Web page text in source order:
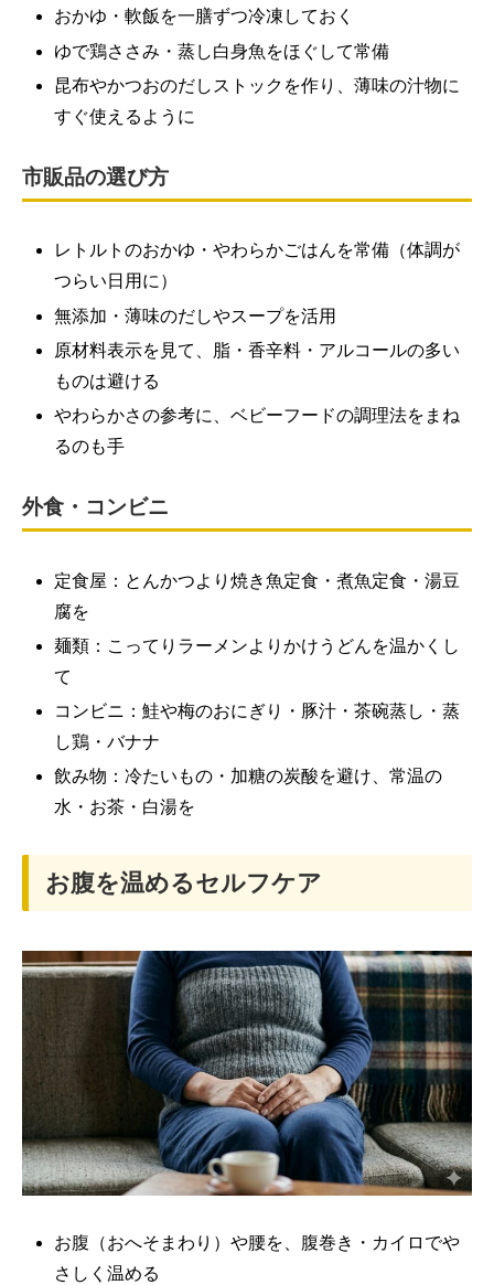
おかゆ・軟飯を一膳ずつ冷凍しておく
ゆで鶏ささみ・蒸し白身魚をほぐして常備
昆布やかつおのだしストックを作り、薄味の汁物に
すぐ使えるように
市販品の選び方
レトルトのおかゆ・やわらかごはんを常備（体調が
つらい日用に）
無添加・薄味のだしやスープを活用
原材料表示を見て、脂・香辛料・アルコールの多い
ものは避ける
やわらかさの参考に、ベビーフードの調理法をまね
るのも手
外食・コンビニ
定食屋：とんかつより焼き魚定食・煮魚定食・湯豆
腐を
麺類：こってりラーメンよりかけうどんを温かくし
て
コンビニ：鮭や梅のおにぎり・豚汁・茶碗蒸し・蒸
し鶏・バナナ
飲み物：冷たいもの・加糖の炭酸を避け、常温の
水・お茶・白湯を
お腹を温めるセルフケア
お腹（おへそまわり）や腰を、腹巻き・カイロでや
さしく温める